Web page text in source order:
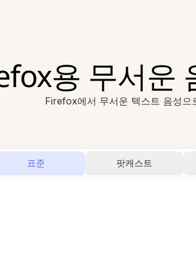
용 무서운
Firefox에서 무서운 텍스트 음성으
표준 팟캐스트